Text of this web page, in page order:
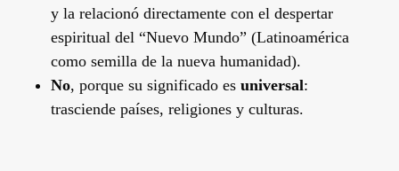
y la relacionó directamente con el despertar
espiritual del “Nuevo Mundo” (Latinoamérica
como semilla de la nueva humanidad).
No, porque su significado es universal:
trasciende países, religiones y culturas.